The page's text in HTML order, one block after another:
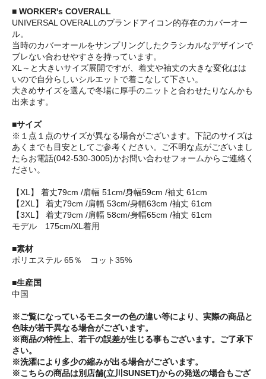
■ WORKER's COVERALL
UNIVERSAL OVERALLのブランドアイコン的存在のカバーオー
ル。
当時のカバーオールをサンプリングしたクラシカルなデザインで
ブレない合わせやすさを持っています。
XL～と大きいサイズ展開ですが、着丈や袖丈の大きな変化はは
いので自分らしいシルエットで着こなして下さい。
大きめサイズを選んで冬場に厚手のニットと合わせたりなんかも
出来ます。
■サイズ
※１点１点のサイズが異なる場合がございます。下記のサイズは
あくまでも目安としてご参考ください。ご不明な点がございまし
たらお電話(042-530-3005)かお問い合わせフォームからご連絡く
ださい。
【XL】 着丈79cm /肩幅 51cm/身幅59cm /袖丈 61cm
【2XL】 着丈79cm /肩幅 53cm/身幅63cm /袖丈 61cm
【3XL】 着丈79cm /肩幅 58cm/身幅65cm /袖丈 61cm
モデル 175cm/XL着用
■素材
ポリエステル 65％ コット35%
■生産国
中国
※ご覧になっているモニターの色の違い等により、実際の商品と
色味が若干異なる場合がございます。
※商品の特性上、若干の誤差が生じる事もございます。ご了承下
さい。
※洗濯により多少の縮みが出る場合がございます。
※こちらの商品は別店舗(立川SUNSET)からの発送の場合もござ